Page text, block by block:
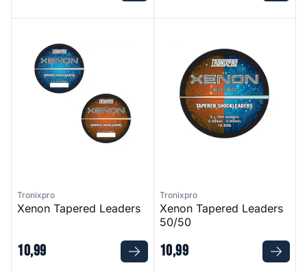
Tronixpro
Xenon Tapered Leaders
10,99
Tronixpro
Xenon Tapered Leaders
50/50
10,99